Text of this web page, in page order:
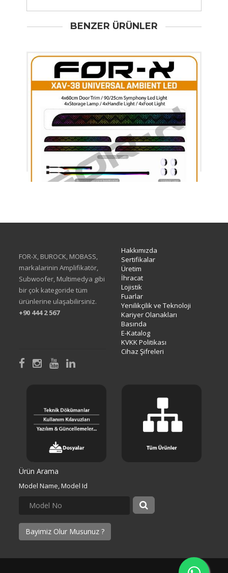
BENZER ÜRÜNLER
FOR-X, BUROCK, MOBASS,
markalarinin Amplifikatör,
Subwoofer, Multimedya gibi
bir çok kategoride tüm
ürünlerine ulaşabilirsiniz.
+90 444 2 567
Hakkımızda
Sertifikalar
Üretim
İhracat
Lojistik
Fuarlar
Yenilikçilik ve Teknoloji
Kariyer Olanakları
Basında
E-Katalog
KVKK Politikası
Cihaz Şifreleri
Ürün Arama
Model Name, Model Id
Bayimiz Olur Musunuz ?